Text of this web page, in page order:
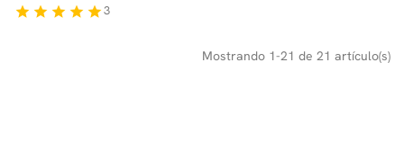
star star star star star3
Mostrando 1-21 de 21 artículo(s)